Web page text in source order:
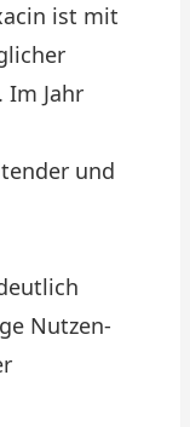
ist mit
Im Jahr
und
Nutzen-